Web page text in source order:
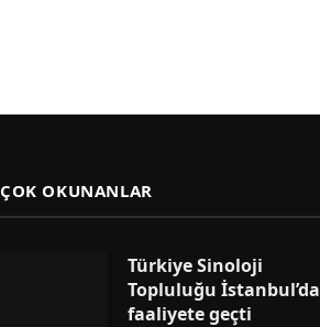
ÇOK OKUNANLAR
Türkiye Sinoloji
Topluluğu İstanbul’da
faaliyete geçti